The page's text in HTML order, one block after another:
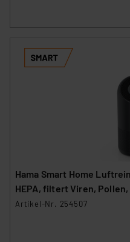
Hama Smart Home
HEPA, filtert Viren, Pollen,
Artikel-Nr. 254507